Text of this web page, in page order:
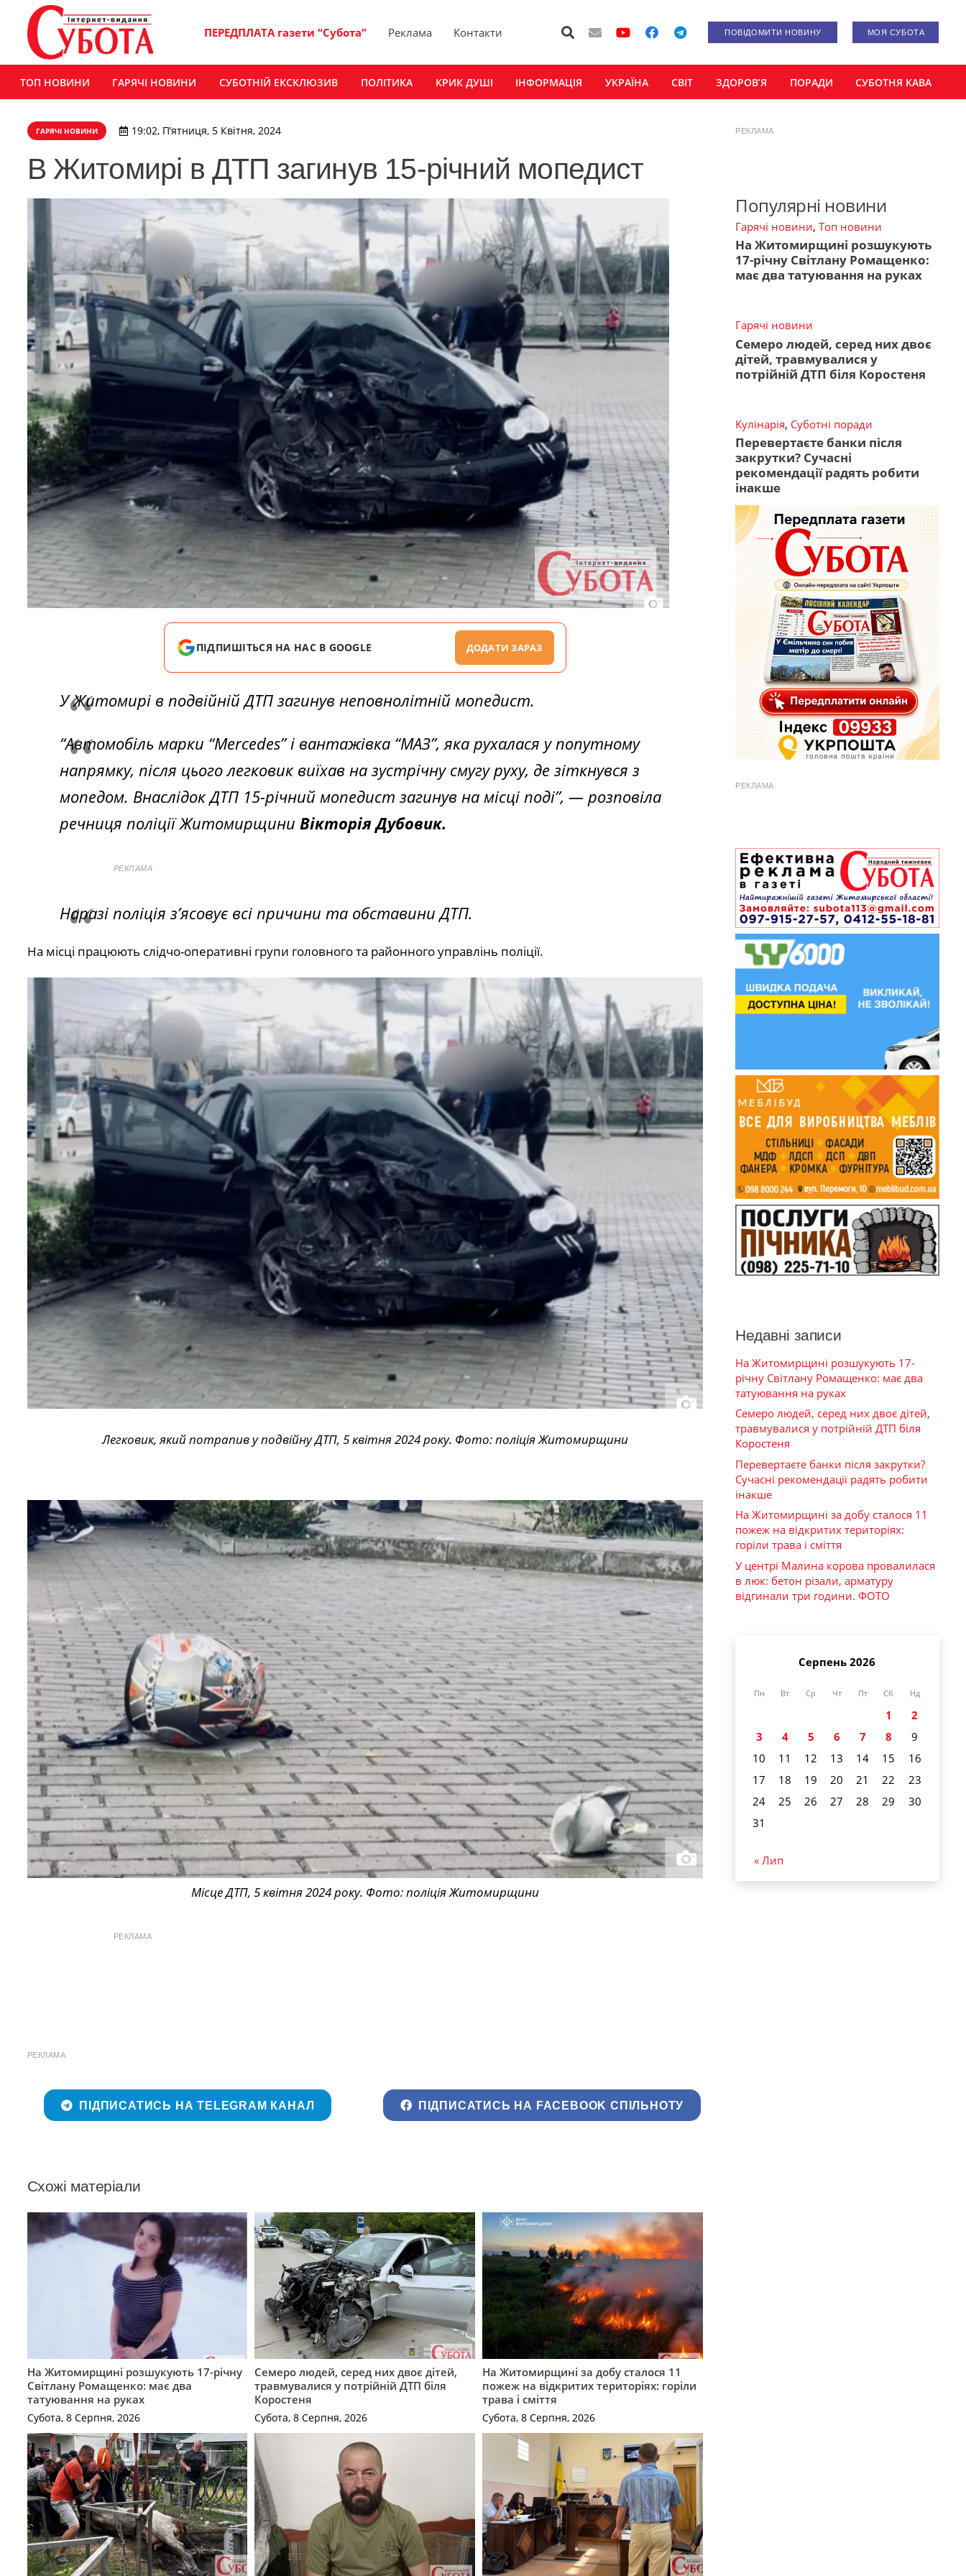
ПЕРЕДПЛАТА газети “Субота” Реклама Контакти ПОВІДОМИТИ НОВИНУ МОЯ СУБОТА
ТОП НОВИНИ ГАРЯЧІ НОВИНИ СУБОТНІЙ ЕКСКЛЮЗИВ ПОЛІТИКА КРИК ДУШІ ІНФОРМАЦІЯ УКРАЇНА СВІТ ЗДОРОВ’Я ПОРАДИ СУБОТНЯ КАВА
ГАРЯЧІ НОВИНИ 19:02, П’ятниця, 5 Квітня, 2024
В Житомирі в ДТП загинув 15-річний мопедист
ПІДПИШІТЬСЯ НА НАС В GOOGLE ДОДАТИ ЗАРАЗ
У Житомирі в подвійній ДТП загинув неповнолітній мопедист.
“Автомобіль марки “Mercedes” і вантажівка “MAЗ”, яка рухалася у попутному
напрямку, після цього легковик виїхав на зустрічну смугу руху, де зіткнувся з
мопедом. Внаслідок ДТП 15-річний мопедист загинув на місці поді”, — розповіла
речниця поліції Житомирщини Вікторія Дубовик.
РЕКЛАМА
Наразі поліція з’ясовує всі причини та обставини ДТП.
На місці працюють слідчо-оперативні групи головного та районного управлінь поліції.
Легковик, який потрапив у подвійну ДТП, 5 квітня 2024 року. Фото: поліція Житомирщини
Місце ДТП, 5 квітня 2024 року. Фото: поліція Житомирщини
РЕКЛАМА
РЕКЛАМА
ПІДПИСАТИСЬ НА TELEGRAM КАНАЛ ПІДПИСАТИСЬ НА FACEBOOK СПІЛЬНОТУ
Схожі матеріали
На Житомирщині розшукують 17-річну
Світлану Ромащенко: має два
татуювання на руках
Субота, 8 Серпня, 2026
Семеро людей, серед них двоє дітей,
травмувалися у потрійній ДТП біля
Коростеня
Субота, 8 Серпня, 2026
На Житомирщині за добу сталося 11
пожеж на відкритих територіях: горіли
трава і сміття
Субота, 8 Серпня, 2026
РЕКЛАМА
Популярні новини
Гарячі новини, Топ новини
На Житомирщині розшукують
17-річну Світлану Ромащенко:
має два татуювання на руках
Гарячі новини
Семеро людей, серед них двоє
дітей, травмувалися у
потрійній ДТП біля Коростеня
Кулінарія, Суботні поради
Перевертаєте банки після
закрутки? Сучасні
рекомендації радять робити
інакше
РЕКЛАМА
Недавні записи
На Житомирщині розшукують 17-
річну Світлану Ромащенко: має два
татуювання на руках
Семеро людей, серед них двоє дітей,
травмувалися у потрійній ДТП біля
Коростеня
Перевертаєте банки після закрутки?
Сучасні рекомендації радять робити
інакше
На Житомирщині за добу сталося 11
пожеж на відкритих територіях:
горіли трава і сміття
У центрі Малина корова провалилася
в люк: бетон різали, арматуру
відгинали три години. ФОТО
Серпень 2026
Пн Вт Ср Чт Пт Сб Нд
1
2
3
4 5 6 7 8
9
10
11 12 13 14 15
16
17
18 19 20 21 22
23
24
25 26 27 28 29
30
31
« Лип